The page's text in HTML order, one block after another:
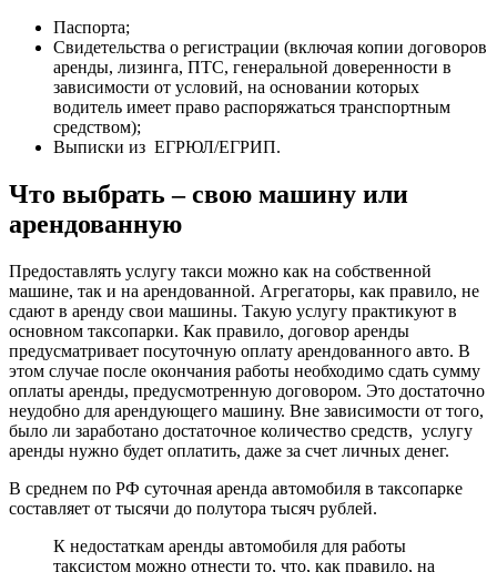
Паспорта;
Свидетельства о регистрации (включая копии договоров
аренды, лизинга, ПТС, генеральной доверенности в
зависимости от условий, на основании которых
водитель имеет право распоряжаться транспортным
средством);
Выписки из ЕГРЮЛ/ЕГРИП.
Что выбрать – свою машину или
арендованную
Предоставлять услугу такси можно как на собственной
машине, так и на арендованной. Агрегаторы, как правило, не
сдают в аренду свои машины. Такую услугу практикуют в
основном таксопарки. Как правило, договор аренды
предусматривает посуточную оплату арендованного авто. В
этом случае после окончания работы необходимо сдать сумму
оплаты аренды, предусмотренную договором. Это достаточно
неудобно для арендующего машину. Вне зависимости от того,
было ли заработано достаточное количество средств, услугу
аренды нужно будет оплатить, даже за счет личных денег.
В среднем по РФ суточная аренда автомобиля в таксопарке
составляет от тысячи до полутора тысяч рублей.
К недостаткам аренды автомобиля для работы
таксистом можно отнести то, что, как правило, на